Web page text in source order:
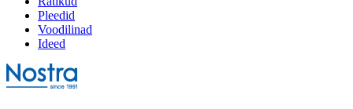
Pleedid
Voodilinad
Ideed